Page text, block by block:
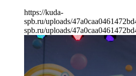
https://kuda-
spb.ru/uploads/
spb.ru/uploads/